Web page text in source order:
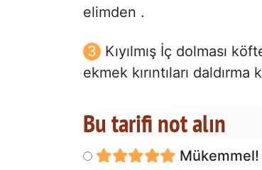
elimden .
Kıyılmış İç dolması
ekmek kırıntıları
Bu tarifi not alın
Mükemmel!